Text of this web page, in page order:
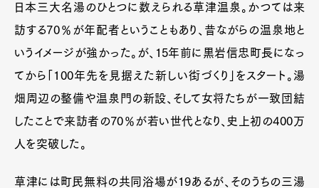
日本三大名湯のひとつに数えられる草津温泉。かつては来
訪する70％が年配者ということもあり、昔ながらの温泉地と
いうイメージが強かった。が、15年前に黒岩信忠町長になっ
てから「100年先を見据えた新しい街づくり」をスタート。湯
畑周辺の整備や温泉門の新設、そして女将たちが一致団結
したことで来訪者の70％が若い世代となり、史上初の400万
人を突破した。
草津には町民無料の共同浴場が19あるが、そのうちの三湯